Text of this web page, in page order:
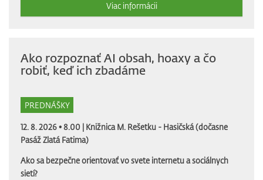
Viac informácii
Ako rozpoznať AI obsah, hoaxy a čo
robiť, keď ich zbadáme
PREDNÁŠKY
12. 8. 2026 • 8.00 | Knižnica M. Rešetku - Hasičská (dočasne
Pasáž Zlatá Fatima)
Ako sa bezpečne orientovať vo svete internetu a sociálnych
sietí?